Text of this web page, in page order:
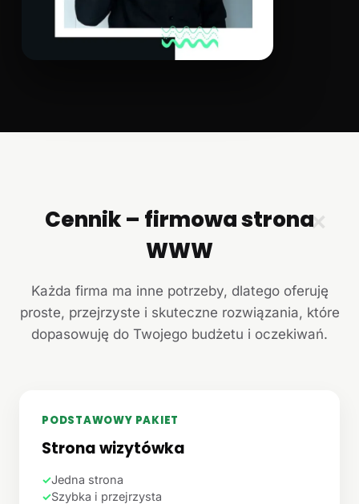
✕
Cennik – firmowa strona
WWW
Każda firma ma inne potrzeby, dlatego oferuję
proste, przejrzyste i skuteczne rozwiązania, które
dopasowuję do Twojego budżetu i oczekiwań.
PODSTAWOWY PAKIET
Strona wizytówka
✓Jedna strona
✓Szybka i przejrzysta